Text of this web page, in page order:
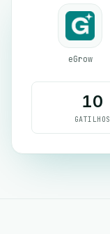
eGrow
10
GATILHOS